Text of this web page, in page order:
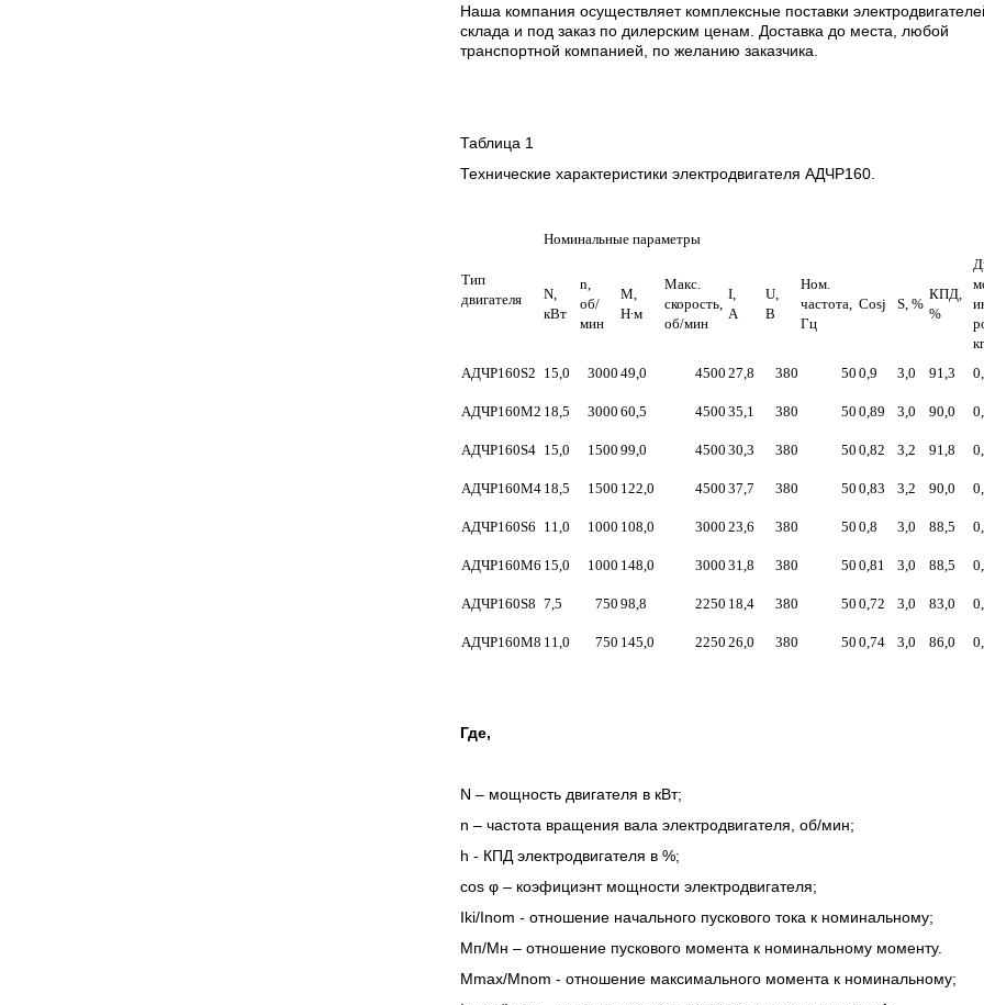
Наша компания осуществляет комплексные поставки
склада и под заказ по дилерским ценам. Доставка до места, любой
транспортной компанией, по желанию заказчика.
Таблица 1
Технические характеристики электродвигателя АДЧР160.
Тип
двигателя
Номинальные параметры
N,
кВт
n,
об/
мин
M,
Н∙м
Макс.
скорость,
об/мин
I,
А
U,
В
Ном.
частота,
Гц
Cosj S, %
КПД,
%
АДЧР160S2 15,0 3000 49,0 4500 27,8 380 50 0,9 3,0 91,3
АДЧР160M2 18,5 3000 60,5 4500 35,1 380 50 0,89 3,0 90,0
АДЧР160S4 15,0 1500 99,0 4500 30,3 380 50 0,82 3,2 91,8
АДЧР160М4 18,5 1500 122,0 4500 37,7 380 50 0,83 3,2 90,0
АДЧР160S6 11,0 1000 108,0 3000 23,6 380 50 0,8 3,0 88,5
АДЧР160М6 15,0 1000 148,0 3000 31,8 380 50 0,81 3,0 88,5
АДЧР160S8 7,5 750 98,8 2250 18,4 380 50 0,72 3,0 83,0
АДЧР160М8 11,0 750 145,0 2250 26,0 380 50 0,74 3,0 86,0
Где,
N – мощность двигателя в кВт;
n – частота вращения вала электродвигателя, об/мин;
h - КПД электродвигателя в %;
cos φ – коэфициэнт мощности электродвигателя;
Iki/Inom - отношение начального пускового тока к номинальному;
Мп/Мн – отношение пускового момента к номинальному моменту.
Mmax/Mnom - отношение максимального момента к номинальному;